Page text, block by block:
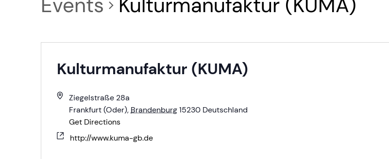
Kulturmanufaktur (KUMA)
Ziegelstraße 28a
Frankfurt (Oder), Brandenburg 15230 Deutschland
Get Directions
http://www.kuma-gb.de